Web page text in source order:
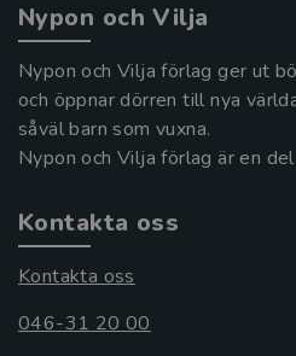
Nypon och Vilja
Nypon och Vilja förlag ger ut
och öppnar dörren till nya
såväl barn som vuxna.
Nypon och Vilja förlag är en
Kontakta oss
Kontakta oss
046-31 20 00